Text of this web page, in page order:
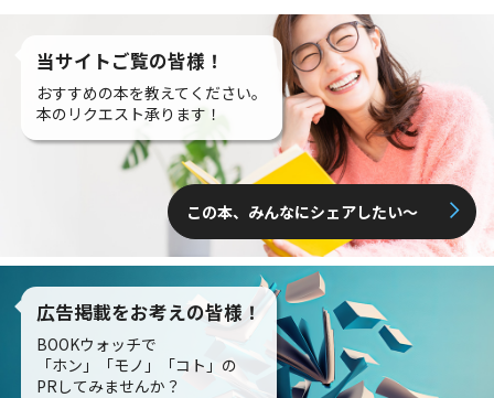
当サイトご覧の皆様！
おすすめの本を教えてください。
本のリクエスト承ります！
この本、みんなにシェアしたい〜
広告掲載をお考えの皆様！
BOOKウォッチで
「ホン」「モノ」「コト」の
PRしてみませんか？